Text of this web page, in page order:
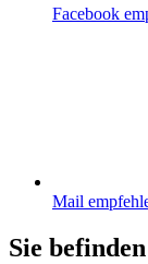
Facebook
Mail
Sie